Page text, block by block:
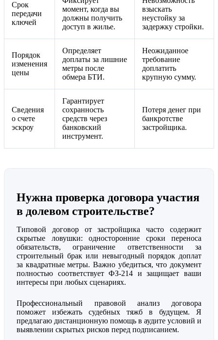
Срок
передачи
ключей
момент, когда вы
должны получить
доступ в жилье.
взыскать
неустойку за
задержку стройки.
Порядок
изменения
цены
Определяет
доплаты за лишние
метры после
обмера БТИ.
Неожиданное
требование
доплатить
крупную сумму.
Сведения
о счете
эскроу
Гарантирует
сохранность
средств через
банковский
инструмент.
Потеря денег при
банкротстве
застройщика.
Нужна проверка договора участия
в долевом строительстве?
Типовой договор от застройщика часто содержит
скрытые ловушки: односторонние сроки переноса
обязательств, ограничение ответственности за
строительный брак или невыгодный порядок доплат
за квадратные метры. Важно убедиться, что документ
полностью соответствует ФЗ-214 и защищает ваши
интересы при любых сценариях.
Профессиональный правовой анализ договора
поможет избежать судебных тяжб в будущем. Я
предлагаю дистанционную помощь в аудите условий и
выявлении скрытых рисков перед подписанием.